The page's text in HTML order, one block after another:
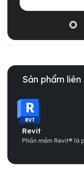
Sản phẩm liên
Revit
Phần mềm Revit® là